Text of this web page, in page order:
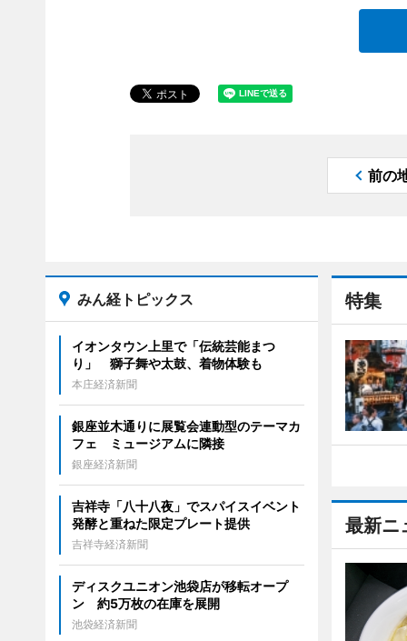
前の
特集
最新ニ
みん経トピックス
イオンタウン上里で「伝統芸能まつ
り」 獅子舞や太鼓、着物体験も
本庄経済新聞
銀座並木通りに展覧会連動型のテーマカ
フェ ミュージアムに隣接
銀座経済新聞
吉祥寺「八十八夜」でスパイスイベント
発酵と重ねた限定プレート提供
吉祥寺経済新聞
ディスクユニオン池袋店が移転オープ
ン 約5万枚の在庫を展開
池袋経済新聞